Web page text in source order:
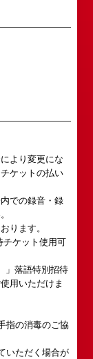
より変更にな
ケットの払い
での録音・録
ります。
チケット使用可
」落語特別招待
用いただけま
指の消毒のご協
いただく場合が
して栄え
営映画館
)に引き継
共に、
メントの
歴史を
ンナーが
ものと考
※）
合わせ・
せ先電話
せていた
問い合わ